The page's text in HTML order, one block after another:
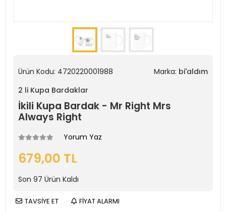
Ürün Kodu: 4720220001988 Marka: bi'aldım
2 li Kupa Bardaklar
İkili Kupa Bardak - Mr Right Mrs
Always Right
Yorum Yaz
679,00 TL
Son 97 Ürün Kaldı
TAVSİYE ET FİYAT ALARMI